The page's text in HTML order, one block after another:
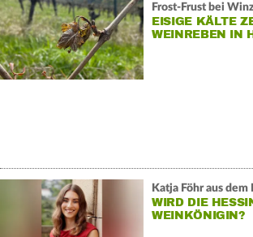
Frost-Frust bei
EISIGE KÄLTE
WEINREBEN IN
Katja Föhr aus dem
WIRD DIE
WEINKÖNIGIN?